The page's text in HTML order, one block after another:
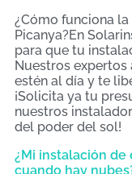
¿Cómo funciona la
Picanya?En
para que tu
Nuestros
estén al día y te
¡Solicita ya tu
nuestros
del poder del sol!
¿Mi instalación
cuando hay